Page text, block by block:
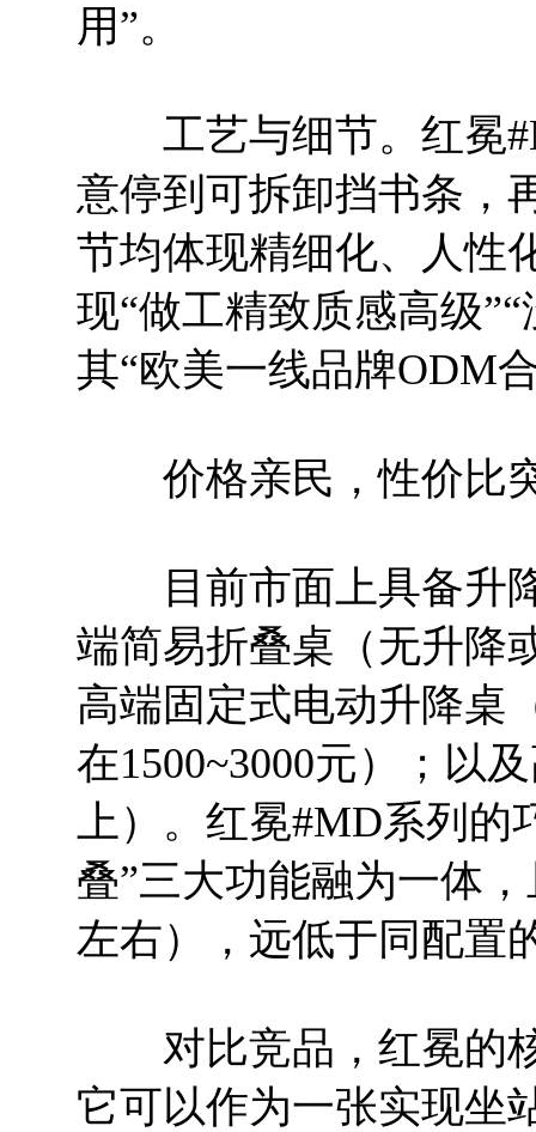
用”。
工艺与细节。红冕
意停到可拆卸挡书条，
节均体现精细化、人性
现“做工精致质感高级
其“欧美一线品牌ODM
价格亲民，性价比突
目前市面上具备升降
端简易折叠桌（无升降
高端固定式电动升降桌
在1500~3000元）；以
上）。红冕#MD系列
叠”三大功能融为一体
左右），远低于同配置
对比竞品，红冕的
它可以作为一张实现坐